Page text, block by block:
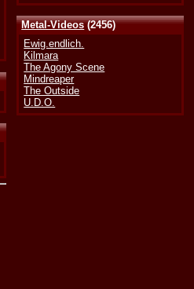
Metal-Videos(2456)
Ewig.endlich.
Kilmara
The Agony Scene
Mindreaper
The Outside
U.D.O.